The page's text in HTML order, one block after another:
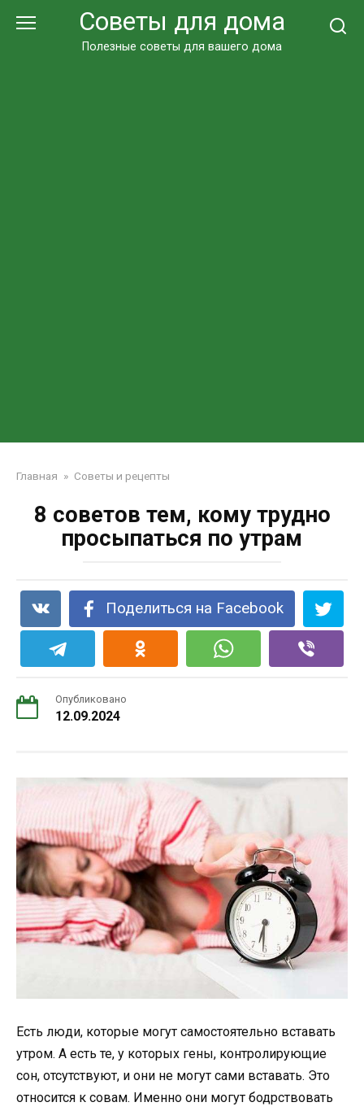
Советы для дома
Полезные советы для вашего дома
Главная » Советы и рецепты
8 советов тем, кому трудно
просыпаться по утрам
Поделиться на Facebook
Опубликовано
12.09.2024
Есть люди, которые могут самостоятельно вставать
утром. А есть те, у которых гены, контролирующие
сон, отсутствуют, и они не могут сами вставать. Это
относится к совам. Именно они могут бодрствовать